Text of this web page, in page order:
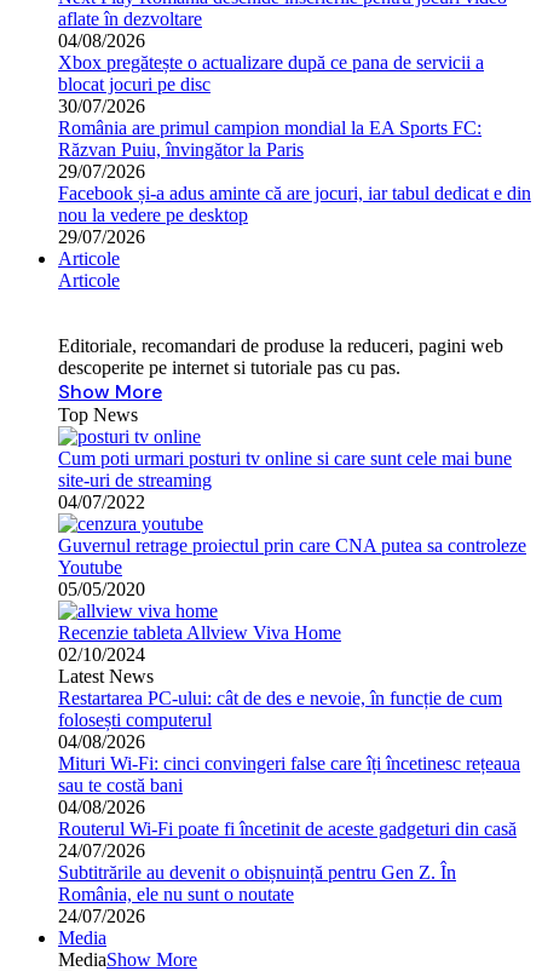
aflate în dezvoltare
04/08/2026
Xbox pregătește o actualizare după ce pana de servicii a
blocat jocuri pe disc
30/07/2026
România are primul campion mondial la EA Sports FC:
Răzvan Puiu, învingător la Paris
29/07/2026
Facebook și-a adus aminte că are jocuri, iar tabul dedicat e din
nou la vedere pe desktop
29/07/2026
Articole
Articole
Editoriale, recomandari de produse la reduceri, pagini web
descoperite pe internet si tutoriale pas cu pas.
Show More
Top News
Cum poti urmari posturi tv online si care sunt cele mai bune
site-uri de streaming
04/07/2022
Guvernul retrage proiectul prin care CNA putea sa controleze
Youtube
05/05/2020
Recenzie tableta Allview Viva Home
02/10/2024
Latest News
Restartarea PC-ului: cât de des e nevoie, în funcție de cum
folosești computerul
04/08/2026
Mituri Wi-Fi: cinci convingeri false care îți încetinesc rețeaua
sau te costă bani
04/08/2026
Routerul Wi-Fi poate fi încetinit de aceste gadgeturi din casă
24/07/2026
Subtitrările au devenit o obișnuință pentru Gen Z. În
România, ele nu sunt o noutate
24/07/2026
Media
MediaShow More